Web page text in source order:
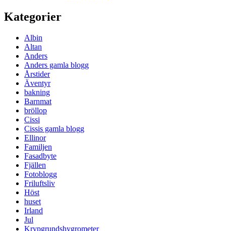
Kategorier
Albin
Altan
Anders
Anders gamla blogg
Årstider
Äventyr
bakning
Barnmat
bröllop
Cissi
Cissis gamla blogg
Ellinor
Familjen
Fasadbyte
Fjällen
Fotoblogg
Friluftsliv
Höst
huset
Irland
Jul
Krypgrundshygrometer